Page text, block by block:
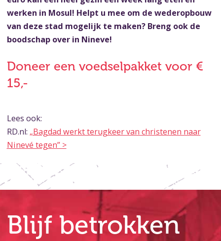
werken in Mosul! Helpt u mee om de wederopbouw
van deze stad mogelijk te maken? Breng ook de
boodschap over in Nineve!
Doneer een voedselpakket voor €
15,-
Lees ook:
RD.nl: „Bagdad werkt terugkeer van christenen naar
Ninevé tegen” >
Blijf betrokken